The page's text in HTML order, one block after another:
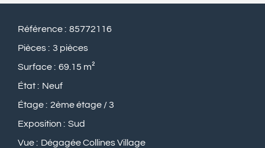
Référence
85772116
Pièces
3 pièces
Surface
69.15 m²
État
Neuf
Étage
2ème étage / 3
Exposition
Sud
Vue
Dégagée Collines Village